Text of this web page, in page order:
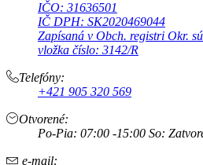
IČO: 31636501
IČ DPH: SK2020469044
Zapísaná v Obch. registri Okr.
vložka číslo: 3142/R
Telefóny:
+421 905 320 569
Otvorené:
Po-Pia: 07:00 -15:00 So:
e-mail: